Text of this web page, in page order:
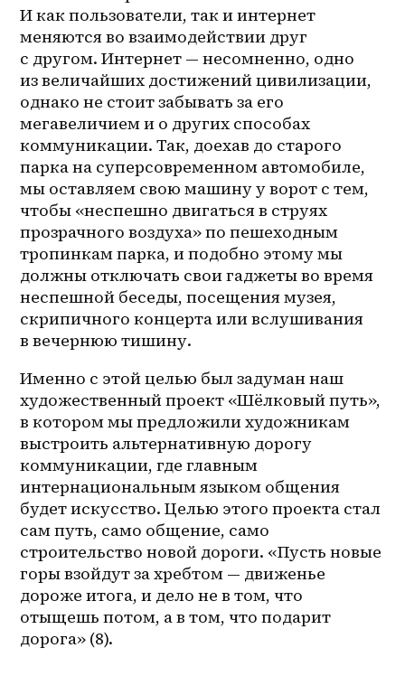
И как пользователи, так и интернет
меняются во взаимодействии друг
с другом. Интернет — несомненно, одно
из величайших достижений цивилизации,
однако не стоит забывать за его
мегавеличием и о других способах
коммуникации. Так, доехав до старого
парка на суперсовременном автомобиле,
мы оставляем свою машину у ворот с тем,
чтобы «неспешно двигаться в струях
прозрачного воздуха» по пешеходным
тропинкам парка, и подобно этому мы
должны отключать свои гаджеты во время
неспешной беседы, посещения музея,
скрипичного концерта или вслушивания
в вечернюю тишину.
Именно с этой целью был задуман наш
художественный проект «Шёлковый путь»,
в котором мы предложили художникам
выстроить альтернативную дорогу
коммуникации, где главным
интернациональным языком общения
будет искусство. Целью этого проекта стал
сам путь, само общение, само
строительство новой дороги. «Пусть новые
горы взойдут за хребтом — движенье
дороже итога, и дело не в том, что
отыщешь потом, а в том, что подарит
дорога» (8).